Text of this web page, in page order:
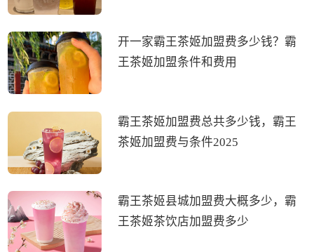
开一家霸王茶姬加盟费多少钱？霸
王茶姬加盟条件和费用
霸王茶姬加盟费总共多少钱，霸王
茶姬加盟费与条件2025
霸王茶姬县城加盟费大概多少，霸
王茶姬茶饮店加盟费多少